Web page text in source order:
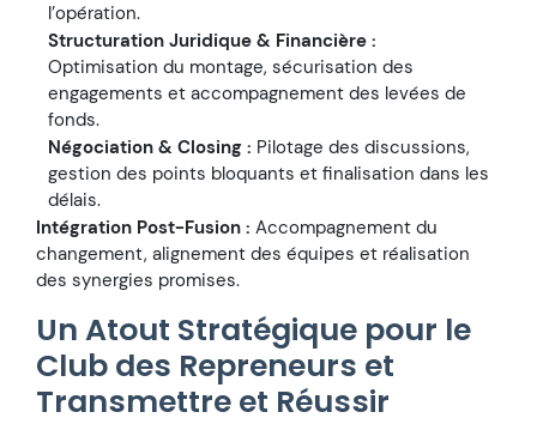
l’opération.
Structuration Juridique & Financière :
Optimisation du montage, sécurisation des
engagements et accompagnement des levées de
fonds.
Négociation & Closing : Pilotage des discussions,
gestion des points bloquants et finalisation dans les
délais.
Intégration Post-Fusion : Accompagnement du
changement, alignement des équipes et réalisation
des synergies promises.
Un Atout Stratégique pour le
Club des Repreneurs et
Transmettre et Réussir